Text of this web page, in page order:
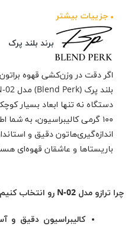
برند بلند پرک
اگر دقت در وزن‌کشی قهوه براتون
دستگاه نه تنها ابعاد بسیار
۱۰۰ گرمی کالیبراسیون، به
اندازه‌گیری‌هاتون دقیق و
باریستاها و عاشقان قهوه‌ای
جزيیات بیشتر
چرا ترازو مدل N-02 رو انتخاب کنیم؟
کالیبراسیون دقیق و